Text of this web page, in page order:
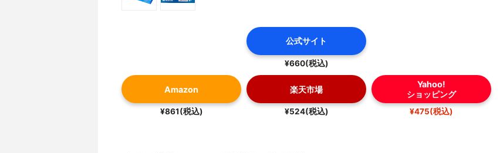
公式サイト
¥660(税込)
Amazon
¥861(税込)
楽天市場
¥524(税込)
Yahoo!
ショッピング
¥475(税込)